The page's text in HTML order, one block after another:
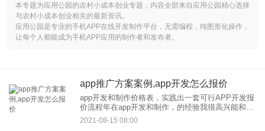
本专题为应用公园的农村小成本创业专题，内容全部来自应用公园精心选择
与农村小成本创业相关的最新资讯。
应用公园是专业的手机APP在线开发制作平台，无需编程，纯图形化操作，
让每个人都能成为手机APP应用的制作者和发布者。
app推广方案案例,app开发怎么报价
app开发和制作价格表，实践出一套可行APP开发报
价流程年在app开发和制作，的经验我很高兴能和大
家分享一些实践经验。发现app开发和制作的价格手
表需求量很大，很多人为数不多次在app开发和制作
2021-08-15 08:00